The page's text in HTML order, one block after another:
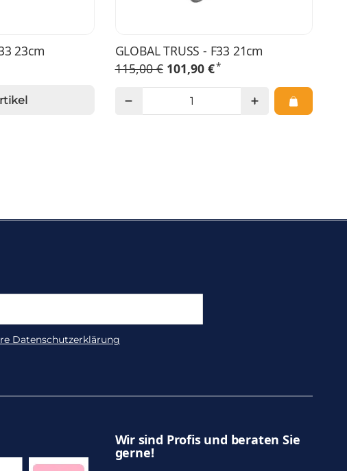
23cm
GLOBAL TRUSS - F33 21cm
115,00 € 101,90 €*
Wir sind Profis und beraten Sie
gerne!
Datenschutzerklärung